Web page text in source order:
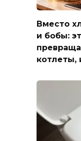
Вместо
и бобы:
котлеты,